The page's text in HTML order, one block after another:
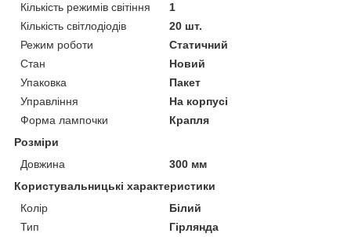
Кількість режимів світіння
1
Кількість світлодіодів
20 шт.
Режим роботи
Статичний
Стан
Новий
Упаковка
Пакет
Управління
На корпусі
Форма лампочки
Крапля
Розміри
Довжина
300 мм
Користувальницькі характеристики
Колір
Білий
Тип
Гірлянда